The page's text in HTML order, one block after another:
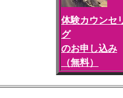
体験カウンセ
グ
のお申し込み
（無料）